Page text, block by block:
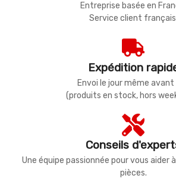
Entreprise basée en
Service client
Expédition
Envoi le jour même avant
(produits en stock, hors
Conseils
Une équipe passionnée pour vous aider
pièces.